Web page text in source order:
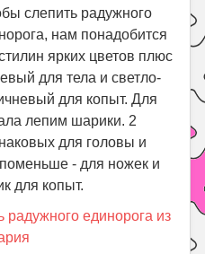
слепить радужного
нам понадобится
ярких цветов плюс
для тела и светло-
для копыт. Для
лепим шарики. 2
для головы и
- для ножек и
для копыт.
радужного единорога из